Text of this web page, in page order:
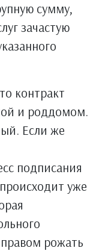
сумму,
зачастую
контракт
и роддомом.
Если же
подписания
уже
рожать